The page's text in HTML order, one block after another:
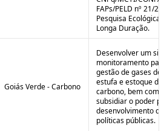
FAPs/PELD nº 21/
Pesquisa Ecológica
Longa Duração.
Goiás Verde - Carbono
Desenvolver um
monitoramento
gestão de gases
estufa e estoque de
carbono, bem como
subsidiar o poder
desenvolvimento de
políticas públicas.